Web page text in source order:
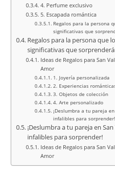
4. Perfume exclusivo
5. Escapada romántica
Regalos para la persona
significativas que
Regalos para la persona que
significativas que
Ideas de Regalos para San
Amor
1. Joyería personalizada
2. Experiencias
3. Objetos de colección
4. Arte personalizado
¡Deslumbra a tu pareja
infalibles para sorprender!
¡Deslumbra a tu pareja en
infalibles para sorprender!
Ideas de Regalos para San
Amor